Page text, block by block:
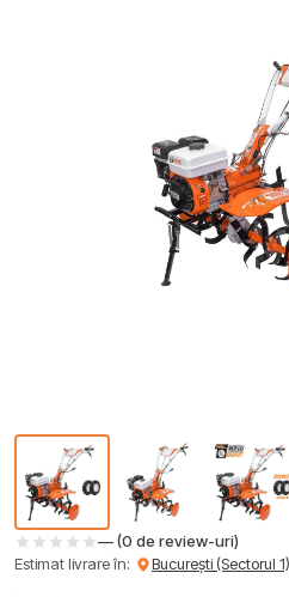
— (0 de review-uri)
Estimat livrare în:
București (Sectorul 1)